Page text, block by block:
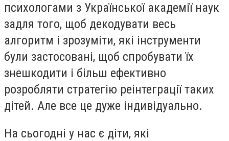
психологами з Української академії наук
задля того, щоб декодувати весь
алгоритм і зрозуміти, які інструменти
були застосовані, щоб спробувати їх
знешкодити і більш ефективно
розробляти стратегію реінтеграції таких
дітей. Але все це дуже індивідуально.
На сьогодні у нас є діти, які